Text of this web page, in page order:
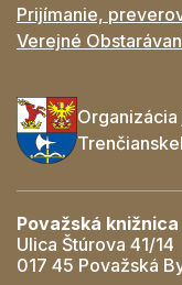
Prijímanie,
Verejné
Považská
Ulica Štúrova 41/14
017 45 Považská